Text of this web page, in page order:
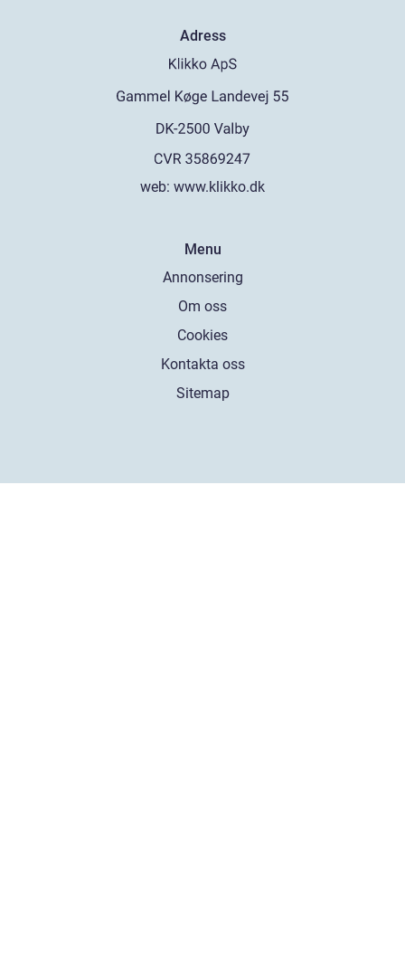
Adress
web: www.klikko.dk
Menu
Annonsering
Om oss
Cookies
Kontakta oss
Sitemap